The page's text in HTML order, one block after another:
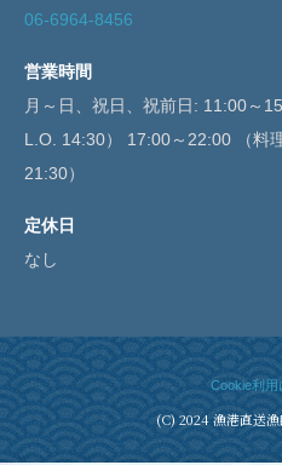
06-6964-8456
営業時間
月～日、祝日、祝前日: 11:00～
L.O. 14:30） 17:00～22:00 （料
21:30）
定休日
なし
Cookie利用
(C) 2024 漁港直送